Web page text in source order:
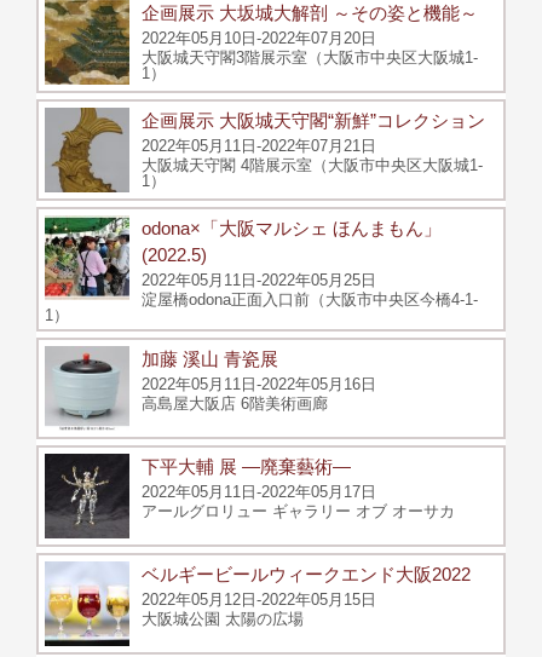
企画展示 大坂城大解剖 ～その姿と機能～
2022年05月10日-2022年07月20日
大阪城天守閣3階展示室（大阪市中央区大阪城1-
1）
企画展示 大阪城天守閣“新鮮”コレクション
2022年05月11日-2022年07月21日
大阪城天守閣 4階展示室（大阪市中央区大阪城1-
1）
odona×「大阪マルシェ ほんまもん」
(2022.5)
2022年05月11日-2022年05月25日
淀屋橋odona正面入口前（大阪市中央区今橋4-1-
1）
加藤 溪山 青瓷展
2022年05月11日-2022年05月16日
高島屋大阪店 6階美術画廊
下平大輔 展 ―廃棄藝術―
2022年05月11日-2022年05月17日
アールグロリュー ギャラリー オブ オーサカ
ベルギービールウィークエンド大阪2022
2022年05月12日-2022年05月15日
大阪城公園 太陽の広場